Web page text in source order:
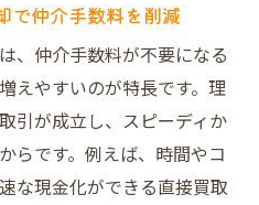
産整理の疑問や不安を
の不動産売却サポート活
で仲介手数料を削減
、仲介手数料が不要になる
えやすいのが特長です。理
引が成立し、スピーディか
らです。例えば、時間やコ
な現金化ができる直接買取